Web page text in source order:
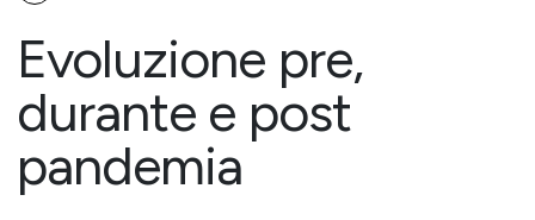
Evoluzione pre,
durante e post
pandemia